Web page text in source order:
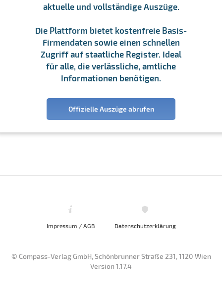
aktuelle und vollständige Auszüge.
Die Plattform bietet kostenfreie Basis-
Firmendaten sowie einen schnellen
Zugriff auf staatliche Register. Ideal
für alle, die verlässliche, amtliche
Informationen benötigen.
Offizielle Auszüge abrufen
Impressum / AGB Datenschutzerklärung
© Compass-Verlag GmbH, Schönbrunner Straße 231, 1120 Wien
Version 1.17.4